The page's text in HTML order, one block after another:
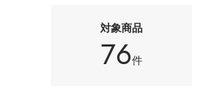
対象商品
76件